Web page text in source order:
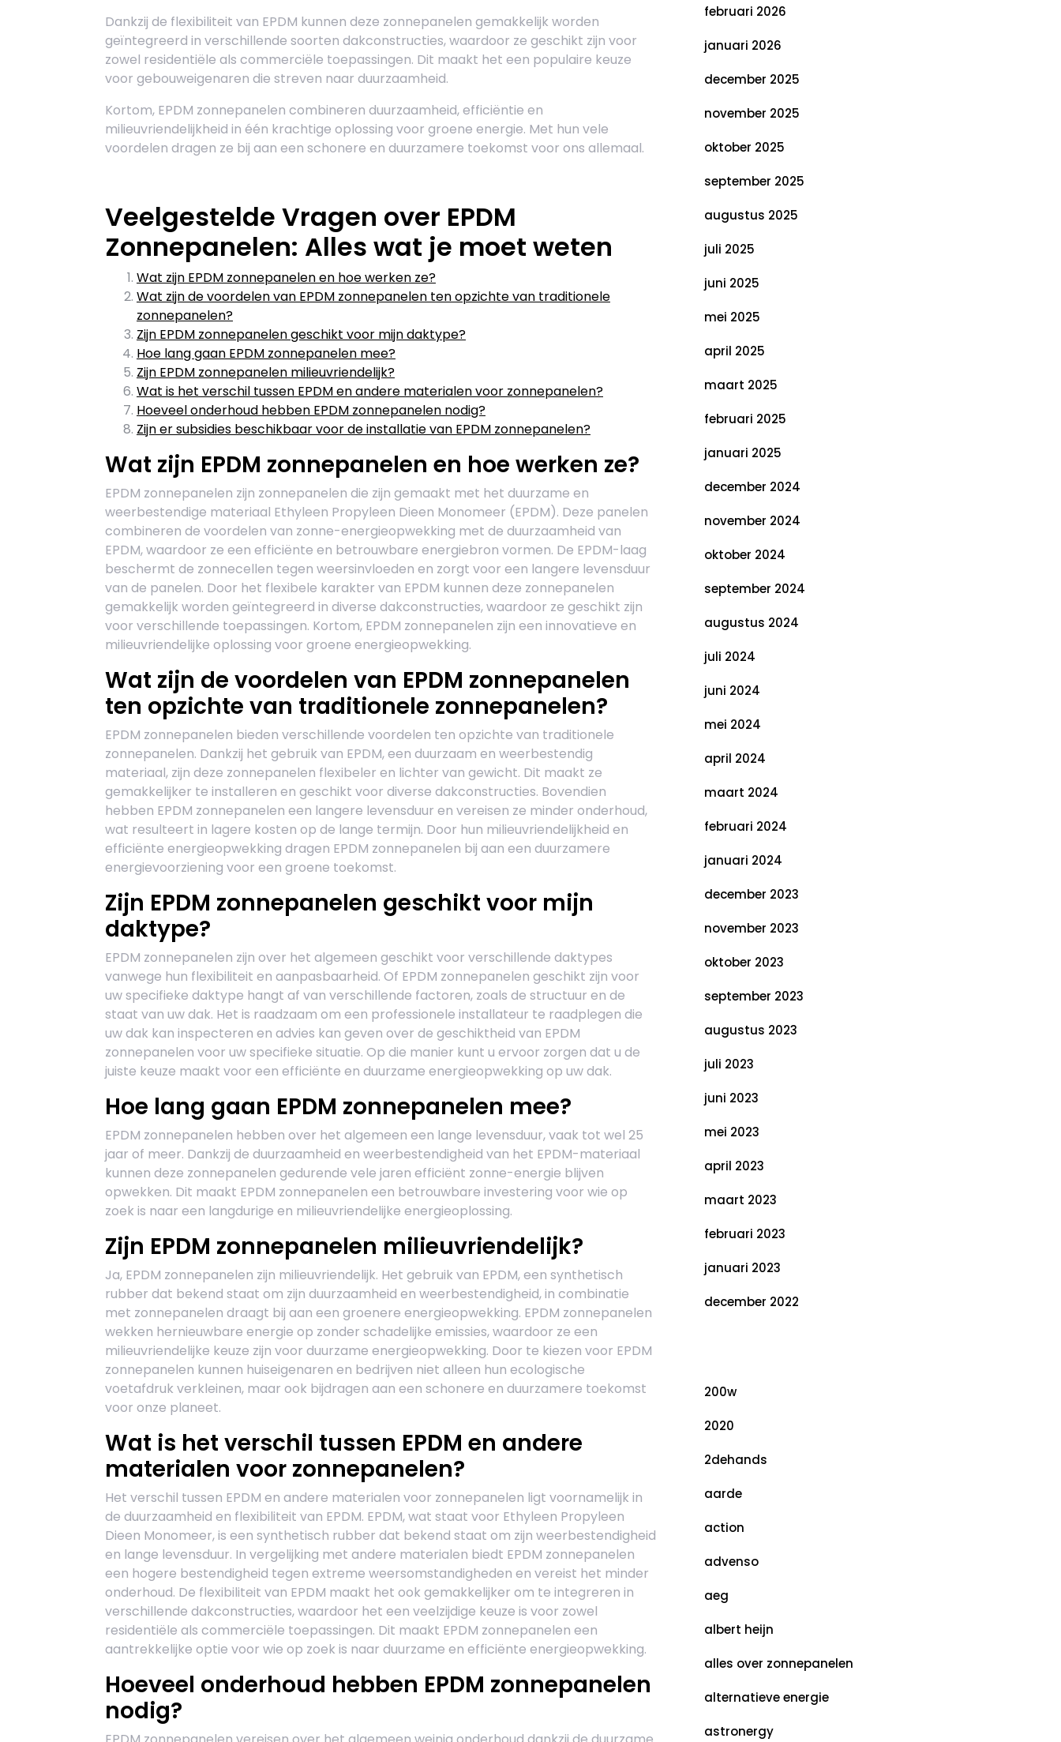
Dankzij de flexibiliteit van EPDM kunnen deze zonnepanelen gemakkelijk worden
geïntegreerd in verschillende soorten dakconstructies, waardoor ze geschikt zijn voor
zowel residentiële als commerciële toepassingen. Dit maakt het een populaire keuze
voor gebouweigenaren die streven naar duurzaamheid.
Kortom, EPDM zonnepanelen combineren duurzaamheid, efficiëntie en
milieuvriendelijkheid in één krachtige oplossing voor groene energie. Met hun vele
voordelen dragen ze bij aan een schonere en duurzamere toekomst voor ons allemaal.
Veelgestelde Vragen over EPDM
Zonnepanelen: Alles wat je moet weten
Wat zijn EPDM zonnepanelen en hoe werken ze?
Wat zijn de voordelen van EPDM zonnepanelen ten opzichte van traditionele
zonnepanelen?
Zijn EPDM zonnepanelen geschikt voor mijn daktype?
Hoe lang gaan EPDM zonnepanelen mee?
Zijn EPDM zonnepanelen milieuvriendelijk?
Wat is het verschil tussen EPDM en andere materialen voor zonnepanelen?
Hoeveel onderhoud hebben EPDM zonnepanelen nodig?
Zijn er subsidies beschikbaar voor de installatie van EPDM zonnepanelen?
Wat zijn EPDM zonnepanelen en hoe werken ze?
EPDM zonnepanelen zijn zonnepanelen die zijn gemaakt met het duurzame en
weerbestendige materiaal Ethyleen Propyleen Dieen Monomeer (EPDM). Deze panelen
combineren de voordelen van zonne-energieopwekking met de duurzaamheid van
EPDM, waardoor ze een efficiënte en betrouwbare energiebron vormen. De EPDM-laag
beschermt de zonnecellen tegen weersinvloeden en zorgt voor een langere levensduur
van de panelen. Door het flexibele karakter van EPDM kunnen deze zonnepanelen
gemakkelijk worden geïntegreerd in diverse dakconstructies, waardoor ze geschikt zijn
voor verschillende toepassingen. Kortom, EPDM zonnepanelen zijn een innovatieve en
milieuvriendelijke oplossing voor groene energieopwekking.
Wat zijn de voordelen van EPDM zonnepanelen
ten opzichte van traditionele zonnepanelen?
EPDM zonnepanelen bieden verschillende voordelen ten opzichte van traditionele
zonnepanelen. Dankzij het gebruik van EPDM, een duurzaam en weerbestendig
materiaal, zijn deze zonnepanelen flexibeler en lichter van gewicht. Dit maakt ze
gemakkelijker te installeren en geschikt voor diverse dakconstructies. Bovendien
hebben EPDM zonnepanelen een langere levensduur en vereisen ze minder onderhoud,
wat resulteert in lagere kosten op de lange termijn. Door hun milieuvriendelijkheid en
efficiënte energieopwekking dragen EPDM zonnepanelen bij aan een duurzamere
energievoorziening voor een groene toekomst.
Zijn EPDM zonnepanelen geschikt voor mijn
daktype?
EPDM zonnepanelen zijn over het algemeen geschikt voor verschillende daktypes
vanwege hun flexibiliteit en aanpasbaarheid. Of EPDM zonnepanelen geschikt zijn voor
uw specifieke daktype hangt af van verschillende factoren, zoals de structuur en de
staat van uw dak. Het is raadzaam om een professionele installateur te raadplegen die
uw dak kan inspecteren en advies kan geven over de geschiktheid van EPDM
zonnepanelen voor uw specifieke situatie. Op die manier kunt u ervoor zorgen dat u de
juiste keuze maakt voor een efficiënte en duurzame energieopwekking op uw dak.
Hoe lang gaan EPDM zonnepanelen mee?
EPDM zonnepanelen hebben over het algemeen een lange levensduur, vaak tot wel 25
jaar of meer. Dankzij de duurzaamheid en weerbestendigheid van het EPDM-materiaal
kunnen deze zonnepanelen gedurende vele jaren efficiënt zonne-energie blijven
opwekken. Dit maakt EPDM zonnepanelen een betrouwbare investering voor wie op
zoek is naar een langdurige en milieuvriendelijke energieoplossing.
Zijn EPDM zonnepanelen milieuvriendelijk?
Ja, EPDM zonnepanelen zijn milieuvriendelijk. Het gebruik van EPDM, een synthetisch
rubber dat bekend staat om zijn duurzaamheid en weerbestendigheid, in combinatie
met zonnepanelen draagt bij aan een groenere energieopwekking. EPDM zonnepanelen
wekken hernieuwbare energie op zonder schadelijke emissies, waardoor ze een
milieuvriendelijke keuze zijn voor duurzame energieopwekking. Door te kiezen voor EPDM
zonnepanelen kunnen huiseigenaren en bedrijven niet alleen hun ecologische
voetafdruk verkleinen, maar ook bijdragen aan een schonere en duurzamere toekomst
voor onze planeet.
Wat is het verschil tussen EPDM en andere
materialen voor zonnepanelen?
Het verschil tussen EPDM en andere materialen voor zonnepanelen ligt voornamelijk in
de duurzaamheid en flexibiliteit van EPDM. EPDM, wat staat voor Ethyleen Propyleen
Dieen Monomeer, is een synthetisch rubber dat bekend staat om zijn weerbestendigheid
en lange levensduur. In vergelijking met andere materialen biedt EPDM zonnepanelen
een hogere bestendigheid tegen extreme weersomstandigheden en vereist het minder
onderhoud. De flexibiliteit van EPDM maakt het ook gemakkelijker om te integreren in
verschillende dakconstructies, waardoor het een veelzijdige keuze is voor zowel
residentiële als commerciële toepassingen. Dit maakt EPDM zonnepanelen een
aantrekkelijke optie voor wie op zoek is naar duurzame en efficiënte energieopwekking.
Hoeveel onderhoud hebben EPDM zonnepanelen
nodig?
februari 2026
januari 2026
december 2025
november 2025
oktober 2025
september 2025
augustus 2025
juli 2025
juni 2025
mei 2025
april 2025
maart 2025
februari 2025
januari 2025
december 2024
november 2024
oktober 2024
september 2024
augustus 2024
juli 2024
juni 2024
mei 2024
april 2024
maart 2024
februari 2024
januari 2024
december 2023
november 2023
oktober 2023
september 2023
augustus 2023
juli 2023
juni 2023
mei 2023
april 2023
maart 2023
februari 2023
januari 2023
december 2022
200w
2020
2dehands
aarde
action
advenso
aeg
albert heijn
alles over zonnepanelen
alternatieve energie
astronergy